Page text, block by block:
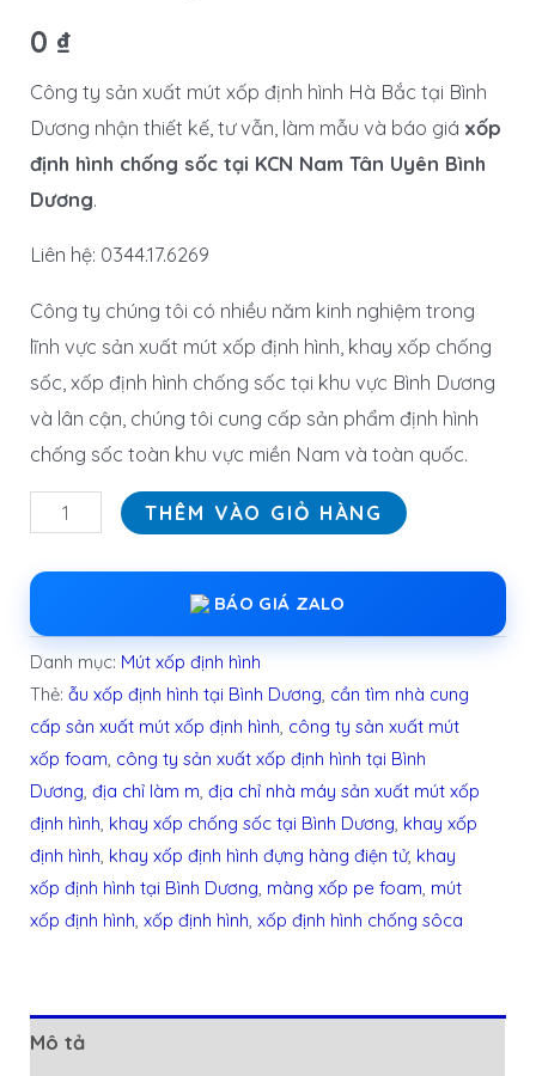
0 ₫
Công ty sản xuất mút xốp định hình Hà Bắc tại Bình
Dương nhận thiết kế, tư vẫn, làm mẫu và báo giá xốp
định hình chống sốc tại KCN Nam Tân Uyên Bình
Dương.
Liên hệ: 0344.17.6269
Công ty chúng tôi có nhiều năm kinh nghiệm trong
lĩnh vực sản xuất mút xốp định hình, khay xốp chống
sốc, xốp định hình chống sốc tại khu vực Bình Dương
và lân cận, chúng tôi cung cấp sản phẩm định hình
chống sốc toàn khu vực miền Nam và toàn quốc.
THÊM VÀO GIỎ HÀNG
BÁO GIÁ ZALO
Danh mục: Mút xốp định hình
Thẻ:ẫu xốp định hình tại Bình Dương, cần tìm nhà cung
cấp sản xuất mút xốp định hình, công ty sản xuất mút
xốp foam, công ty sản xuất xốp định hình tại Bình
Dương,địa chỉ làm m,địa chỉ nhà máy sản xuất mút xốp
định hình, khay xốp chống sốc tại Bình Dương, khay xốp
định hình, khay xốp định hình đựng hàng điện tử, khay
xốp định hình tại Bình Dương, màng xốp pe foam, mút
xốp định hình,xốp định hình,xốp định hình chống sôca
Mô tả